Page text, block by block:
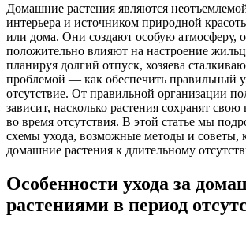
Домашние растения являются
интерьера и источником природной
или дома. Они создают особую атмосферу,
положительно влияют на настроение
планируя долгий отпуск, хозяева
проблемой — как обеспечить правильный
отсутствие. От правильной организации
зависит, насколько растения сохранят свою
во время отсутствия. В этой статье мы
схемы ухода, возможные методы и советы,
домашние растения к длительному
Особенности ухода за
растениями в период